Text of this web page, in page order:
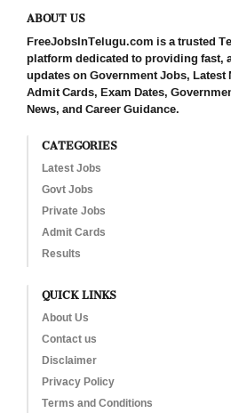
ABOUT US
FreeJobsInTelugu.com is a trusted
platform dedicated to providing fast,
updates on Government Jobs,
Admit Cards, Exam Dates,
News, and Career Guidance.
CATEGORIES
Latest Jobs
Govt Jobs
Private Jobs
Admit Cards
Results
QUICK LINKS
About Us
Contact us
Disclaimer
Privacy Policy
Terms and Conditions